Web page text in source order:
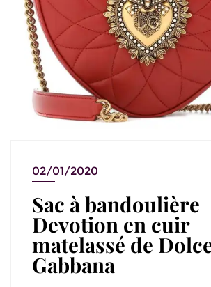
02/01/2020
Sac à bandoulière
Devotion en cuir
matelassé de
Gabbana